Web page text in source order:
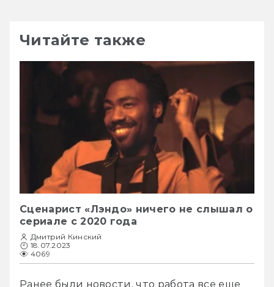
Читайте также
Сценарист «Лэндо» ничего не слышал о
сериале с 2020 года
Дмитрий Кинский
18.07.2023
4069
Ранее были новости, что работа все еще